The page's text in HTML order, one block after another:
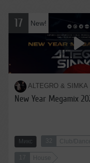
17 New!
ALTEGRO & SIMKA
New Year Megamix
Микс 32 Club/
17 House